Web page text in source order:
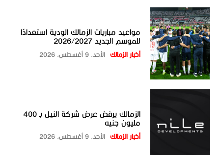
مواعيد مباريات الزمالك الودية استعدادًا
للموسم الجديد 2026/2027
أخبار الزمالك الأحد، 9 أغسطس، 2026
الزمالك يرفض عرض شركة النيل بـ 400
مليون جنيه
أخبار الزمالك الأحد، 9 أغسطس، 2026